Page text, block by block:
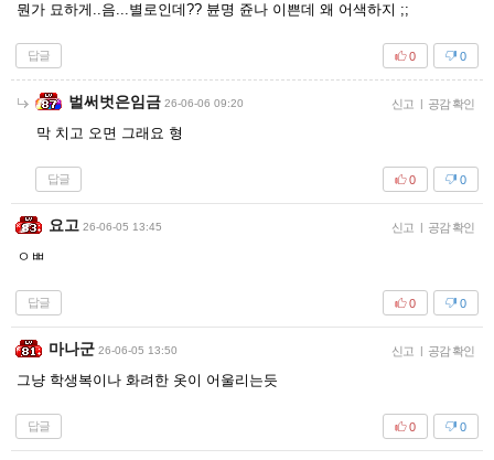
뭔가 묘하게..음...별로인데?? 뷴명 쥰나 이쁜데 왜 어색하지 ;;
답글 0
0
벌써벗은임금 26-06-06 09:20 신고 | 공감 확인
막 치고 오면 그래요 형
답글 0
0
요고 26-06-05 13:45 신고 | 공감 확인
ㅇㅃ
답글 0
0
마나군 26-06-05 13:50 신고 | 공감 확인
그냥 학생복이나 화려한 옷이 어울리는듯
답글 0
0